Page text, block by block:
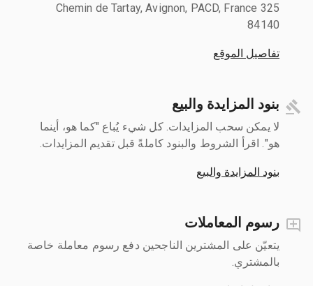
325 Chemin de Tartay, Avignon, PACD, France
84140
تفاصيل الموقع
بنود المزايدة والبيع
لا يمكن سحب المزايدات. كل شيء يُباع "كما هو، أينما
هو". اقرأ الشروط والبنود كاملةً قبل تقديم المزايدات.
بنود المزايدة والبيع
رسوم المعاملات
يتعيّن على المشترين الناجحين دفع رسوم معاملة خاصة
بالمشتري.